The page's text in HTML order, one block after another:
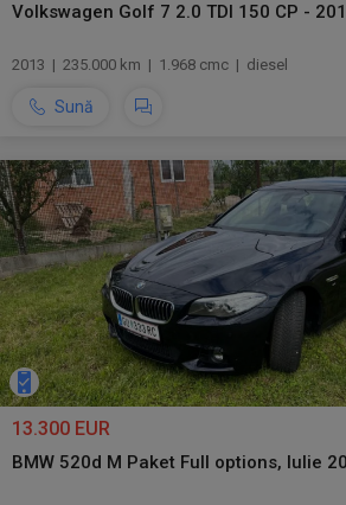
Volkswagen Golf 7 2.0 TDI 150 CP -
2013 | 235.000 km | 1.968 cmc | diesel
Sună
13.300 EUR
BMW 520d M Paket Full options, Iulie